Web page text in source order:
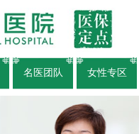
名医团队 女性专区